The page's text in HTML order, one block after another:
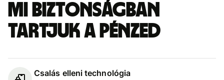
Mi biztonságban
tartjuk a pénzed
Csalás elleni technológia